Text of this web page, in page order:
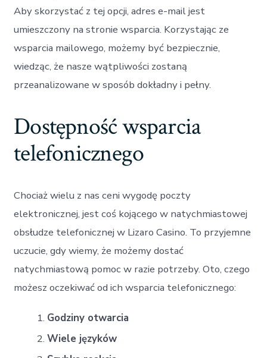
Aby skorzystać z tej opcji, adres e-mail jest
umieszczony na stronie wsparcia. Korzystając ze
wsparcia mailowego, możemy być bezpiecznie,
wiedząc, że nasze wątpliwości zostaną
przeanalizowane w sposób dokładny i pełny.
Dostępność wsparcia
telefonicznego
Chociaż wielu z nas ceni wygodę poczty
elektronicznej, jest coś kojącego w natychmiastowej
obsłudze telefonicznej w Lizaro Casino. To przyjemne
uczucie, gdy wiemy, że możemy dostać
natychmiastową pomoc w razie potrzeby. Oto, czego
możesz oczekiwać od ich wsparcia telefonicznego:
Godziny otwarcia
Wiele języków